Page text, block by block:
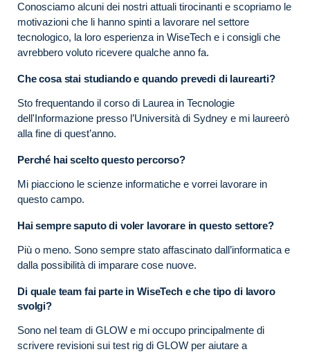
Conosciamo alcuni dei nostri attuali tirocinanti e scopriamo le
motivazioni che li hanno spinti a lavorare nel settore
tecnologico, la loro esperienza in WiseTech e i consigli che
avrebbero voluto ricevere qualche anno fa.
Che cosa stai studiando e quando prevedi di laurearti?
Sto frequentando il corso di Laurea in Tecnologie
dell'Informazione presso l’Università di Sydney e mi laureerò
alla fine di quest’anno.
Perché hai scelto questo percorso?
Mi piacciono le scienze informatiche e vorrei lavorare in
questo campo.
Hai sempre saputo di voler lavorare in questo settore?
Più o meno. Sono sempre stato affascinato dall’informatica e
dalla possibilità di imparare cose nuove.
Di quale team fai parte in WiseTech e che tipo di lavoro
svolgi?
Sono nel team di GLOW e mi occupo principalmente di
scrivere revisioni sui test rig di GLOW per aiutare a